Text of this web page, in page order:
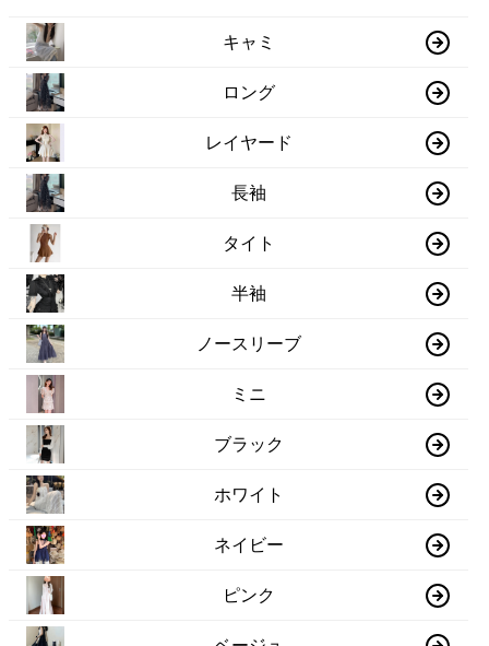
キャミ
ロング
レイヤード
長袖
タイト
半袖
ノースリーブ
ミニ
ブラック
ホワイト
ネイビー
ピンク